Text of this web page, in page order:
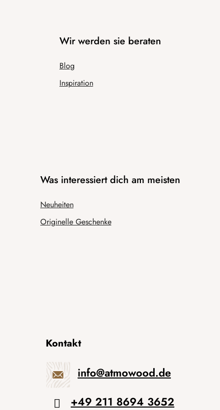
Wir werden sie beraten
Blog
Inspiration
Was interessiert dich am meisten
Neuheiten
Originelle Geschenke
Kontakt
info@atmowood.de
+49 211 8694 3652